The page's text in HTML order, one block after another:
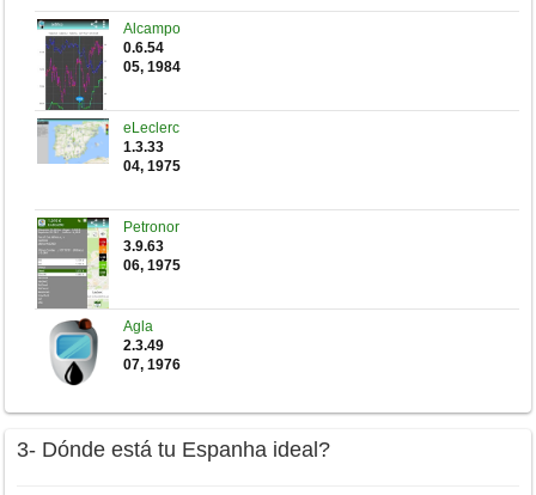
Alcampo
0.6.54
05, 1984
eLeclerc
1.3.33
04, 1975
Petronor
3.9.63
06, 1975
Agla
2.3.49
07, 1976
3- Dónde está tu Espanha ideal?